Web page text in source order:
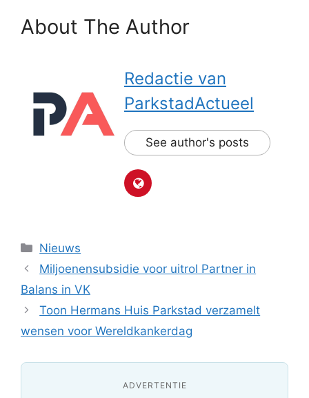
About The Author
Redactie van
ParkstadActueel
See author's posts
Categorieën
Nieuws
Miljoenensubsidie voor uitrol Partner in
Balans in VK
Toon Hermans Huis Parkstad verzamelt
wensen voor Wereldkankerdag
ADVERTENTIE